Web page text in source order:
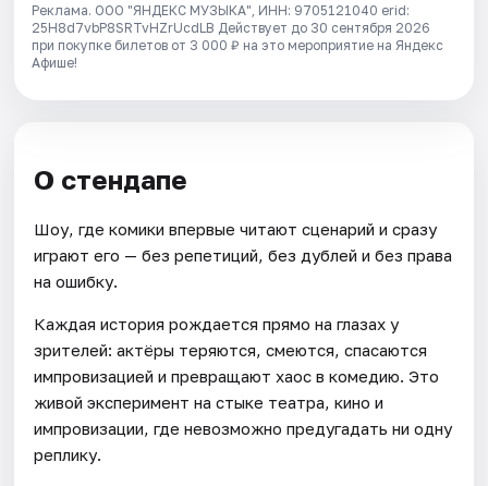
Реклама. ООО "ЯНДЕКС МУЗЫКА", ИНН: 9705121040 erid:
25H8d7vbP8SRTvHZrUcdLB Действует до 30 сентября 2026
при покупке билетов от 3 000 ₽ на это мероприятие на Яндекс
Афише!
О стендапе
Шоу, где комики впервые читают сценарий и сразу
играют его — без репетиций, без дублей и без права
на ошибку.
Каждая история рождается прямо на глазах у
зрителей: актёры теряются, смеются, спасаются
импровизацией и превращают хаос в комедию. Это
живой эксперимент на стыке театра, кино и
импровизации, где невозможно предугадать ни одну
реплику.